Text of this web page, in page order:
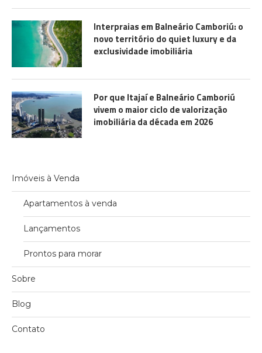
Interpraias em Balneário Camboriú: o
novo território do quiet luxury e da
exclusividade imobiliária
Por que Itajaí e Balneário Camboriú
vivem o maior ciclo de valorização
imobiliária da década em 2026
Imóveis à Venda
Apartamentos à venda
Lançamentos
Prontos para morar
Sobre
Blog
Contato